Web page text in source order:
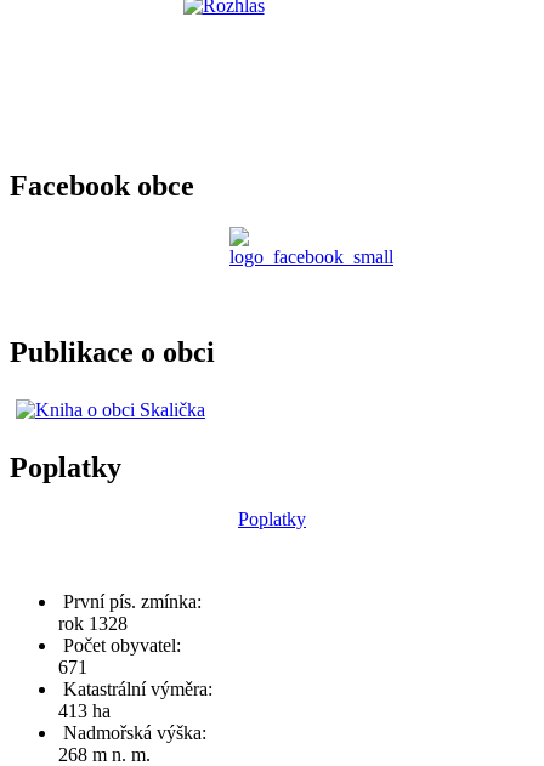
Facebook obce
Publikace o obci
Poplatky
Poplatky
První pís. zmínka:
rok 1328
Počet obyvatel:
671
Katastrální výměra:
413 ha
Nadmořská výška:
268 m n. m.